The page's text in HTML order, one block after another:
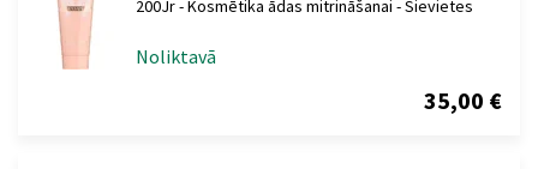
200Jr - Kosmētika ādas mitrināšanai - Sievietes
Noliktavā
35,00 €